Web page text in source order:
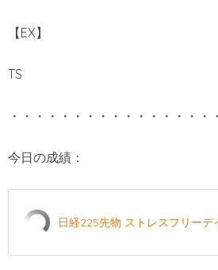
【EX】
TS
・・・・・・・・・・・・・・・・
今日の成績：
日経225先物 ストレスフリー